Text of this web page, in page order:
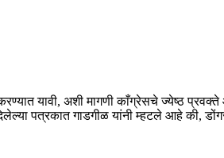
यावी, अशी मागणी काँग्रेसचे ज्येष्ठ
पत्रकात गाडगीळ यांनी म्हटले आहे की,